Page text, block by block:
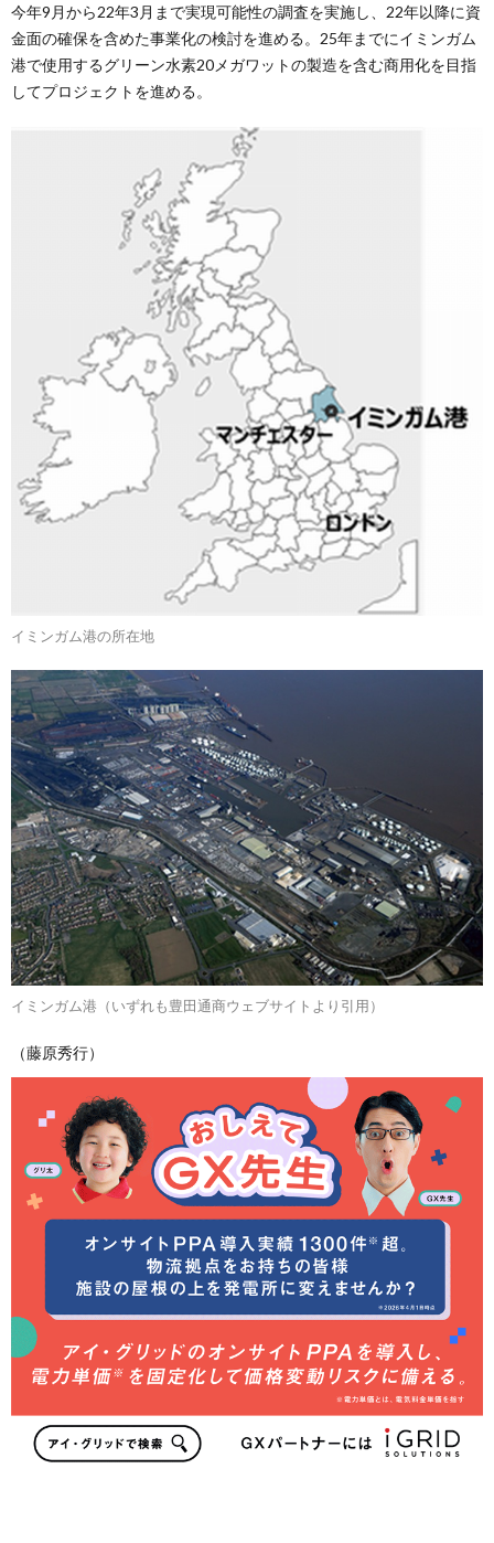
今年9月から22年3月まで実現可能性の調査を実施し、22年以降に資
金面の確保を含めた事業化の検討を進める。25年までにイミンガム
港で使用するグリーン水素20メガワットの製造を含む商用化を目指
してプロジェクトを進める。
イミンガム港の所在地
イミンガム港（いずれも豊田通商ウェブサイトより引用）
（藤原秀行）